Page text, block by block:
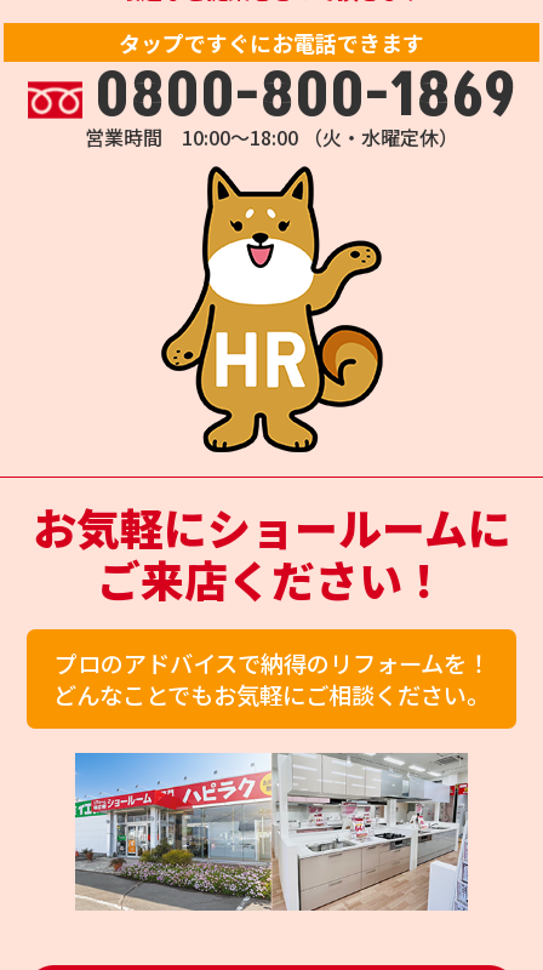
タップですぐにお電話できます
0800-800-1869
営業時間 10:00～18:00 （火・水曜定休）
お気軽にショールームに
ご来店ください！
プロのアドバイスで納得のリフォームを！
どんなことでもお気軽にご相談ください。